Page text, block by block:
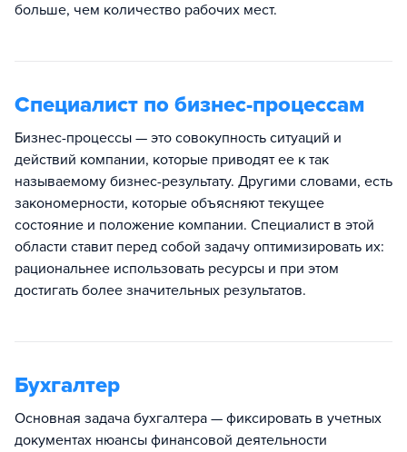
больше, чем количество рабочих мест.
Специалист по бизнес-процессам
Бизнес-процессы — это совокупность ситуаций и
действий компании, которые приводят ее к так
называемому бизнес-результату. Другими словами, есть
закономерности, которые объясняют текущее
состояние и положение компании. Специалист в этой
области ставит перед собой задачу оптимизировать их:
рациональнее использовать ресурсы и при этом
достигать более значительных результатов.
Бухгалтер
Основная задача бухгалтера — фиксировать в учетных
документах нюансы финансовой деятельности